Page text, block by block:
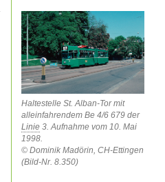
Haltestelle St. Alban-Tor mit
alleinfahrendem Be 4/6 679 der
Linie 3. Aufnahme vom 10. Mai
1998.
© Dominik Madörin, CH-Ettingen
(Bild-Nr. 8.350)